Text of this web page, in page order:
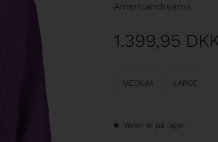
Americandreams
1.399,95
MEDIUM LARGE
Varen er på lager